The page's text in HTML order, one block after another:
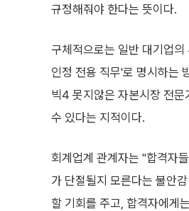
규정해줘야 한다는 뜻이다.
구체적으로는 일반 대기업
인정 전용 직무'로 명시하는
빅4 못지않은 자본시장 전문
수 있다는 지적이다.
회계업계 관계자는 "합격자
가 단절될지 모른다는 불안
할 기회를 주고, 합격자에게